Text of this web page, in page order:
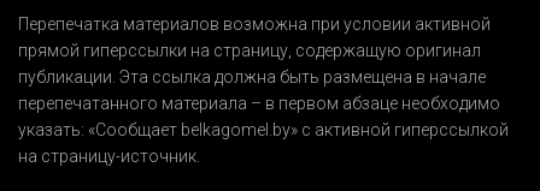
Перепечатка материалов возможна при условии активной
прямой гиперссылки на страницу, содержащую оригинал
публикации. Эта ссылка должна быть размещена в начале
перепечатанного материала – в первом абзаце необходимо
указать: «Сообщает belkagomel.by» с активной гиперссылкой
на страницу-источник.